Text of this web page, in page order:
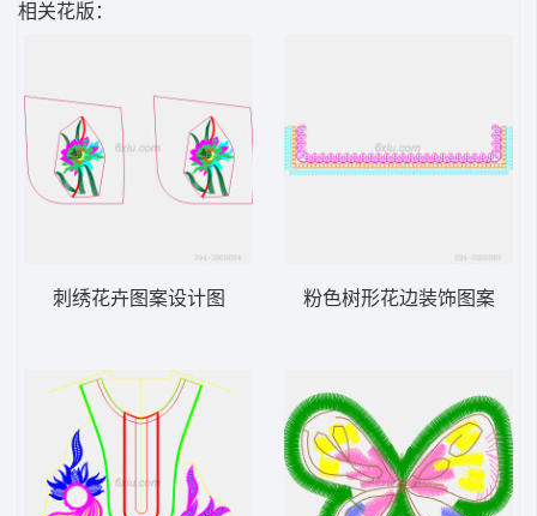
相关花版：
刺绣花卉图案设计图 粉色树形花边装饰图案